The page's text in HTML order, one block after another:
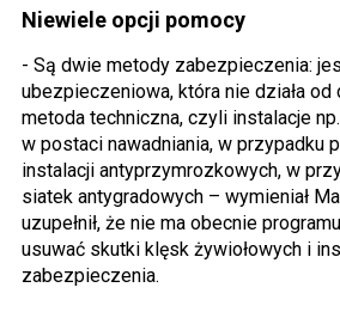
Niewiele opcji pomocy
- Są dwie metody zabezpieczenia:
ubezpieczeniowa, która nie działa
metoda techniczna, czyli instalacje
w postaci nawadniania, w przypadku
instalacji antyprzymrozkowych, w
siatek antygradowych – wymieniał
uzupełnił, że nie ma obecnie
usuwać skutki klęsk żywiołowych i
zabezpieczenia.